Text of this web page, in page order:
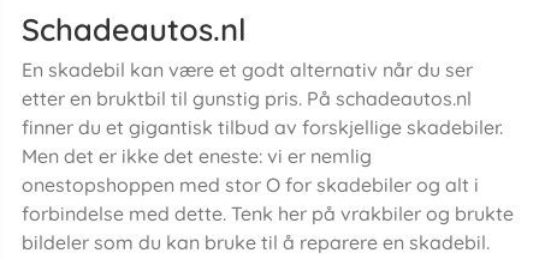
Schadeautos.nl
En skadebil kan være et godt alternativ når du ser
etter en bruktbil til gunstig pris. På schadeautos.nl
finner du et gigantisk tilbud av forskjellige skadebiler.
Men det er ikke det eneste: vi er nemlig
onestopshoppen med stor O for skadebiler og alt i
forbindelse med dette. Tenk her på vrakbiler og brukte
bildeler som du kan bruke til å reparere en skadebil.